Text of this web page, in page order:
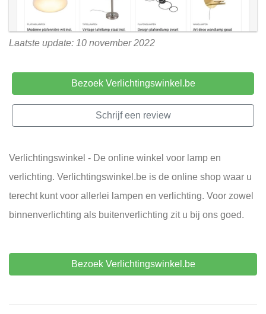
Laatste update: 10 november 2022
Bezoek Verlichtingswinkel.be
Schrijf een review
Verlichtingswinkel - De online winkel voor lamp en
verlichting. Verlichtingswinkel.be is de online shop waar u
terecht kunt voor allerlei lampen en verlichting. Voor zowel
binnenverlichting als buitenverlichting zit u bij ons goed.
Bezoek Verlichtingswinkel.be